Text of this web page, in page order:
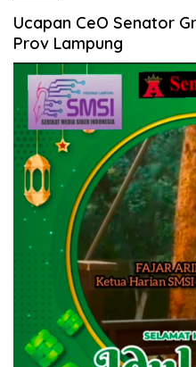
Ucapan CeO Senator
Prov Lampung